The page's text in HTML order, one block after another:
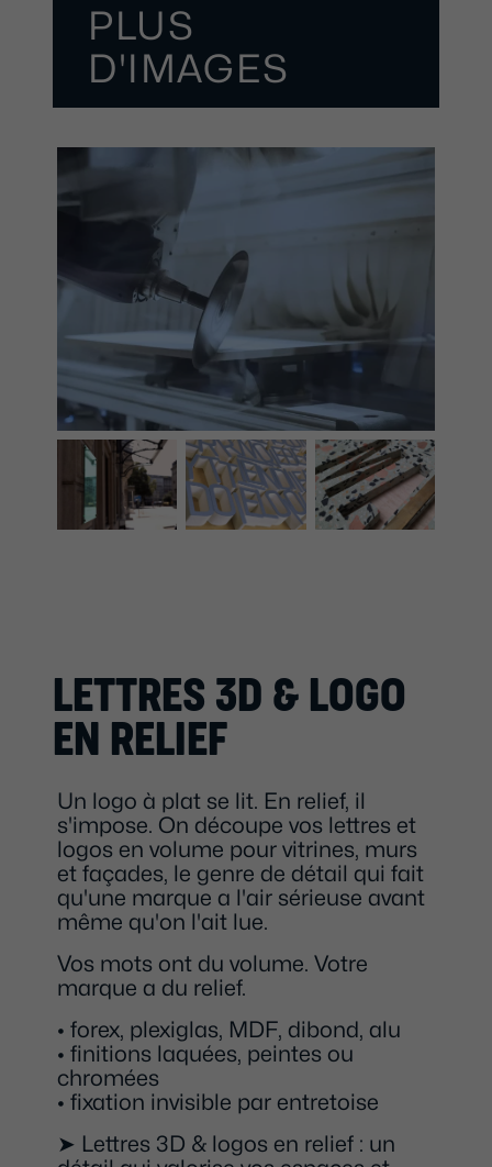
PLUS
D'IMAGES
LETTRES 3D & LOGO
EN RELIEF
Un logo à plat se lit. En relief, il
s'impose. On découpe vos lettres et
logos en volume pour vitrines, murs
et façades, le genre de détail qui fait
qu'une marque a l'air sérieuse avant
même qu'on l'ait lue.
Vos mots ont du volume. Votre
marque a du relief.
• forex, plexiglas, MDF, dibond, alu
• finitions laquées, peintes ou
chromées
• fixation invisible par entretoise
➤ Lettres 3D & logos en relief : un